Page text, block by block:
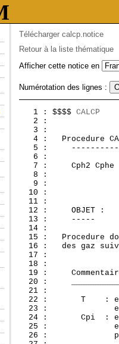
Télécharger calcp.notice
Retour à la liste thématique
Afficher cette notice en
Numérotation des lignes :
   1 : $$$$
CALCP
2 :
   4 :
5 :
   6 :
7 :     Cph2 Cphe
   8 :
   9 :
  12 :     OBJET :
  13 :     -----
  14 :
15 :   Procedure
16 :   des gaz
  17 :
  18 :
19 :
20 :
  21 :
22 :       T    :
23 :
24 :       Cpi  :
25 :
26 :